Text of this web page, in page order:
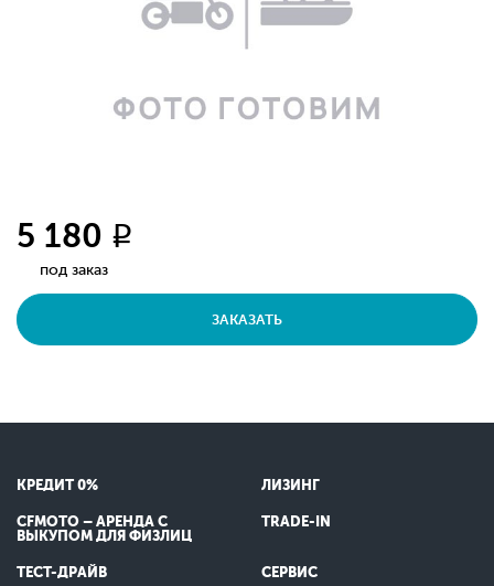
5 180 q
под заказ
ЗАКАЗАТЬ
КРЕДИТ 0% ЛИЗИНГ
CFMOTO – АРЕНДА С
ВЫКУПОМ ДЛЯ ФИЗЛИЦ
TRADE-IN
ТЕСТ-ДРАЙВ СЕРВИС